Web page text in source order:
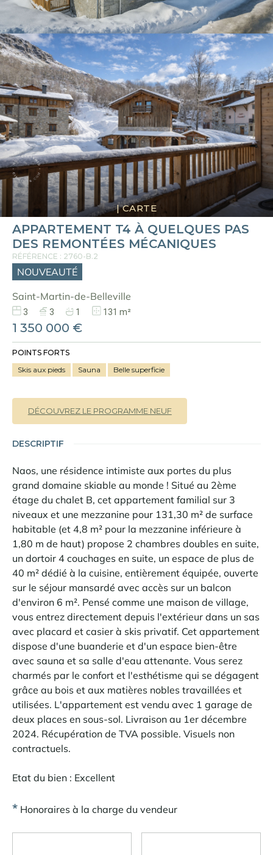
APPARTEMENT T4 À QUELQUES PAS
DES REMONTÉES MÉCANIQUES
RÉFÉRENCE : 2760-B.2
NOUVEAUTÉ
Saint-Martin-de-Belleville
|CARTE
3 3 1 131 m²
1 350 000 €
POINTS FORTS
Skis aux pieds
Sauna Belle superficie
DÉCOUVREZ LE PROGRAMME NEUF
DESCRIPTIF
Naos, une résidence intimiste aux portes du plus
grand domaine skiable au monde ! Situé au 2ème
étage du chalet B, cet appartement familial sur 3
niveaux et une mezzanine pour 131,30 m² de surface
habitable (et 4,8 m² pour la mezzanine inférieure à
1,80 m de haut) propose 2 chambres doubles en suite,
un dortoir 4 couchages en suite, un espace de plus de
40 m² dédié à la cuisine, entièrement équipée, ouverte
sur le séjour mansardé avec accès sur un balcon
d'environ 6 m². Pensé comme une maison de village,
vous entrez directement depuis l'extérieur dans un sas
avec placard et casier à skis privatif. Cet appartement
dispose d'une buanderie et d'un espace bien-être
avec sauna et sa salle d'eau attenante. Vous serez
charmés par le confort et l'esthétisme qui se dégagent
grâce au bois et aux matières nobles travaillées et
utilisées. L'appartement est vendu avec 1 garage de
deux places en sous-sol. Livraison au 1er décembre
2024. Récupération de TVA possible. Visuels non
contractuels.
Etat du bien : Excellent
* Honoraires à la charge du vendeur